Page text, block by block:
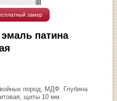
замер
патина
пород, МДФ. Глубина
щиты 10 мм.